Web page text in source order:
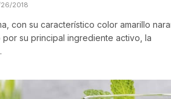
2018
con su característico color amarillo
su principal ingrediente activo, la